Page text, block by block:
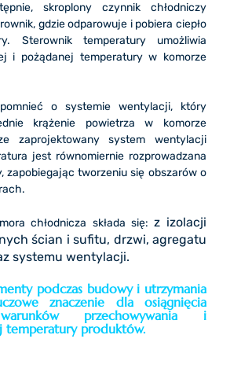
skroplony czynnik chłodniczy
gdzie odparowuje i pobiera ciepło
Sterownik temperatury umożliwia
i pożądanej temperatury w komorze
o systemie wentylacji, który
krążenie powietrza w komorze
zaprojektowany system wentylacji
jest równomiernie rozprowadzana
zapobiegając tworzeniu się obszarów o
chłodnicza składa się: z izolacji
ścian i sufitu, drzwi, agregatu
systemu wentylacji.
podczas budowy i utrzymania
znaczenie dla osiągnięcia
przechowywania i
temperatury produktów.